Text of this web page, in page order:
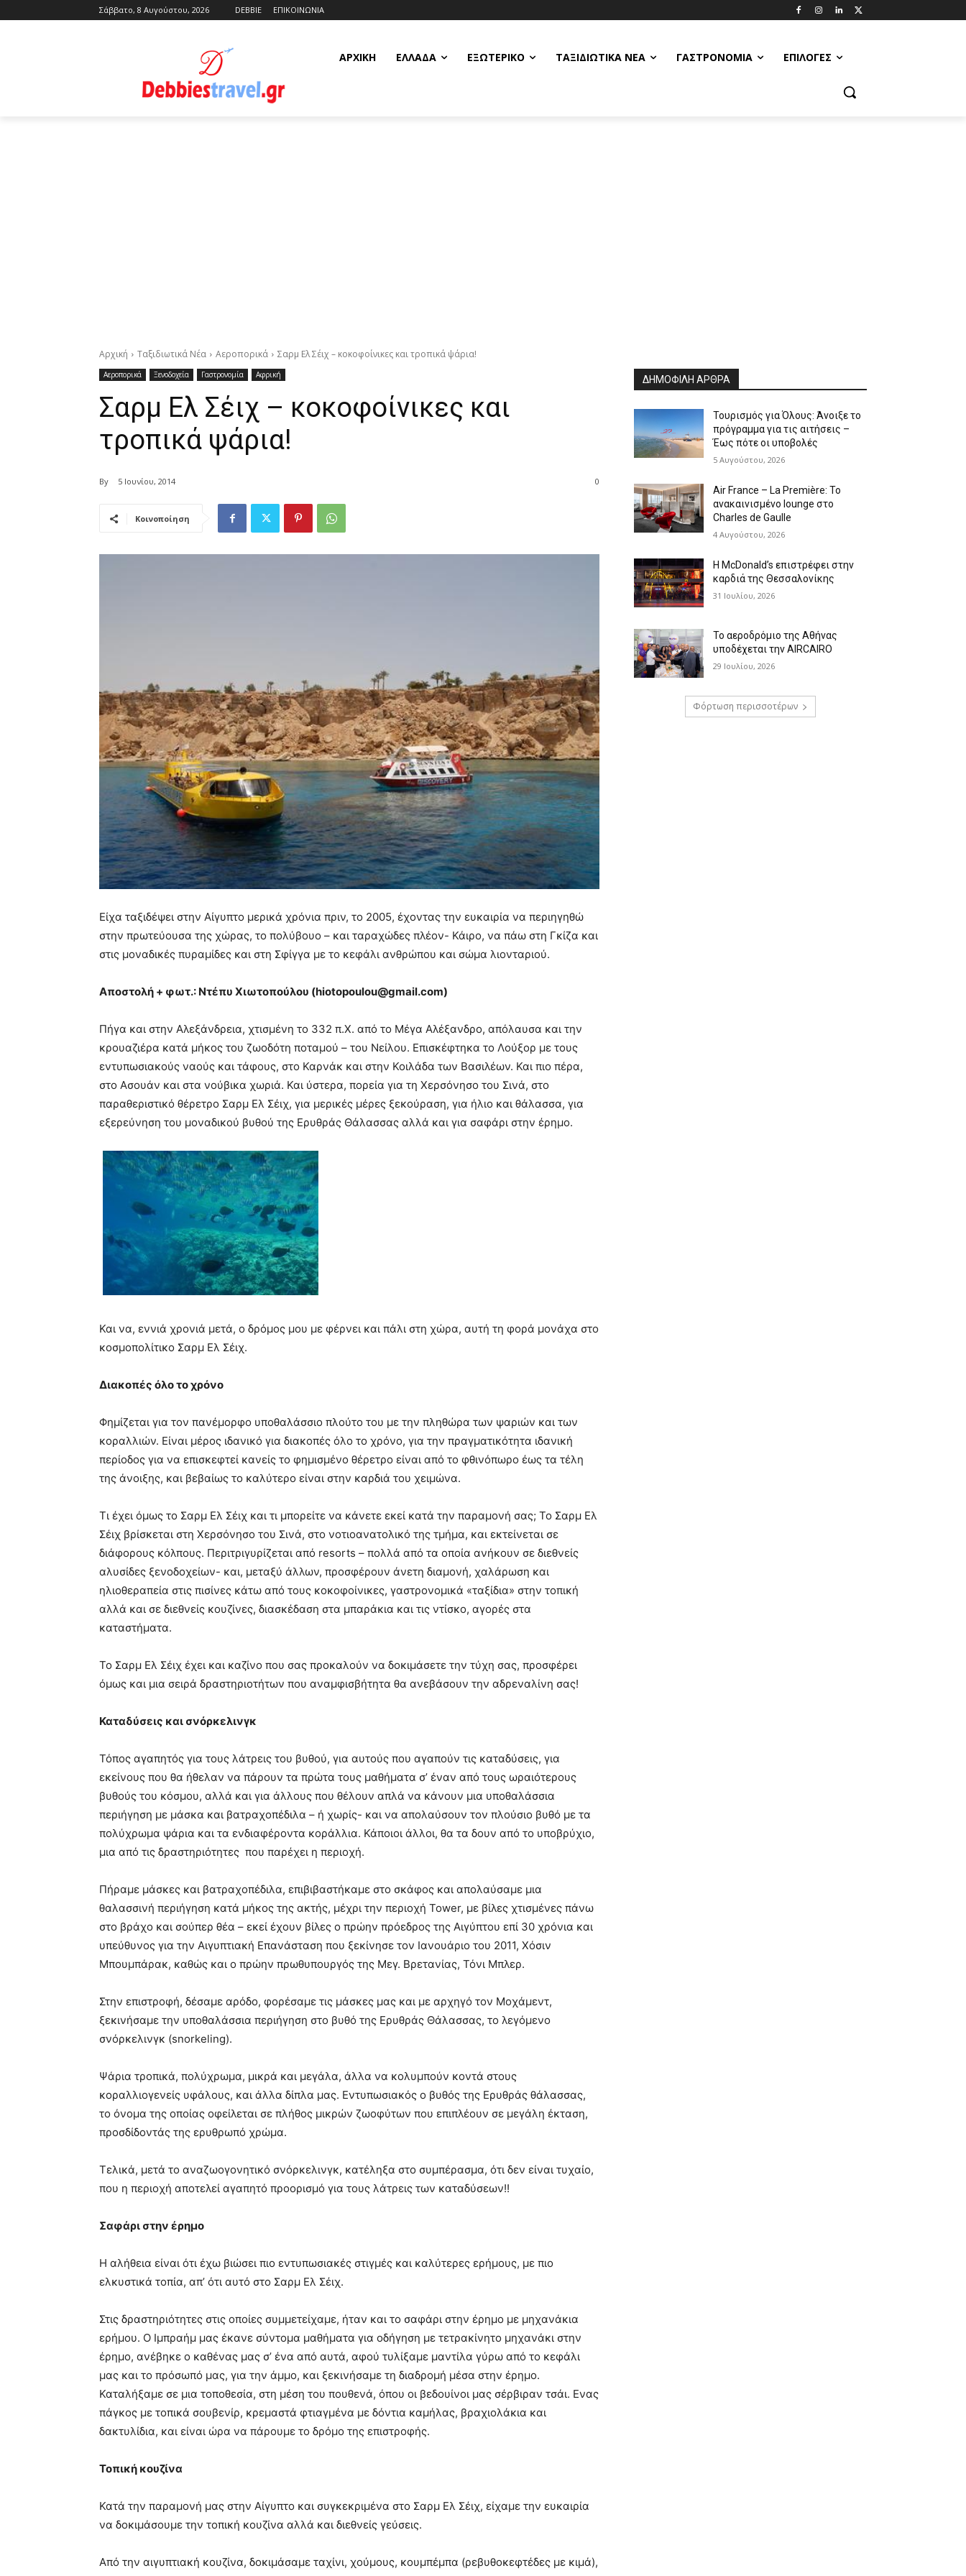
Σάββατο, 8 Αυγούστου, 2026 DEBBIE ΕΠΙΚΟΙΝΩΝΙΑ
ΑΡΧΙΚΗ ΕΛΛΆΔΑ ΕΞΩΤΕΡΙΚΌ ΤΑΞΙΔΙΩΤΙΚΆ ΝΈΑ ΓΑΣΤΡΟΝΟΜΊΑ ΕΠΙΛΟΓΈΣ
Αρχική Ταξιδιωτικά Νέα Αεροπορικά Σαρμ Ελ Σέιχ – κοκοφοίνικες και τροπικά ψάρια!
Αεροπορικά Ξενοδοχεία Γαστρονομία Αφρική
Σαρμ Ελ Σέιχ – κοκοφοίνικες και
τροπικά ψάρια!
By 5 Ιουνίου, 2014 0
Κοινοποίηση
Είχα ταξιδέψει στην Αίγυπτο μερικά χρόνια πριν, το 2005, έχοντας την ευκαιρία να περιηγηθώ
στην πρωτεύουσα της χώρας, το πολύβουο – και ταραχώδες πλέον- Κάιρο, να πάω στη Γκίζα και
στις μοναδικές πυραμίδες και στη Σφίγγα με το κεφάλι ανθρώπου και σώμα λιονταριού.
Αποστολή + φωτ.: Ντέπυ Χιωτοπούλου (hiotopoulou@gmail.com)
Πήγα και στην Αλεξάνδρεια, χτισμένη το 332 π.Χ. από το Μέγα Αλέξανδρο, απόλαυσα και την
κρουαζιέρα κατά μήκος του ζωοδότη ποταμού – του Νείλου. Επισκέφτηκα το Λούξορ με τους
εντυπωσιακούς ναούς και τάφους, στο Καρνάκ και στην Κοιλάδα των Βασιλέων. Και πιο πέρα,
στο Ασουάν και στα νούβικα χωριά. Και ύστερα, πορεία για τη Χερσόνησο του Σινά, στο
παραθεριστικό θέρετρο Σαρμ Ελ Σέιχ, για μερικές μέρες ξεκούραση, για ήλιο και θάλασσα, για
εξερεύνηση του μοναδικού βυθού της Ερυθράς Θάλασσας αλλά και για σαφάρι στην έρημο.
Και να, εννιά χρονιά μετά, ο δρόμος μου με φέρνει και πάλι στη χώρα, αυτή τη φορά μονάχα στο
κοσμοπολίτικο Σαρμ Ελ Σέιχ.
Διακοπές όλο το χρόνο
Φημίζεται για τον πανέμορφο υποθαλάσσιο πλούτο του με την πληθώρα των ψαριών και των
κοραλλιών. Είναι μέρος ιδανικό για διακοπές όλο το χρόνο, για την πραγματικότητα ιδανική
περίοδος για να επισκεφτεί κανείς το φημισμένο θέρετρο είναι από το φθινόπωρο έως τα τέλη
της άνοιξης, και βεβαίως το καλύτερο είναι στην καρδιά του χειμώνα.
Τι έχει όμως το Σαρμ Ελ Σέιχ και τι μπορείτε να κάνετε εκεί κατά την παραμονή σας; Το Σαρμ Ελ
Σέιχ βρίσκεται στη Χερσόνησο του Σινά, στο νοτιοανατολικό της τμήμα, και εκτείνεται σε
διάφορους κόλπους. Περιτριγυρίζεται από resorts – πολλά από τα οποία ανήκουν σε διεθνείς
αλυσίδες ξενοδοχείων- και, μεταξύ άλλων, προσφέρουν άνετη διαμονή, χαλάρωση και
ηλιοθεραπεία στις πισίνες κάτω από τους κοκοφοίνικες, γαστρονομικά «ταξίδια» στην τοπική
αλλά και σε διεθνείς κουζίνες, διασκέδαση στα μπαράκια και τις ντίσκο, αγορές στα
καταστήματα.
Το Σαρμ Ελ Σέιχ έχει και καζίνο που σας προκαλούν να δοκιμάσετε την τύχη σας, προσφέρει
όμως και μια σειρά δραστηριοτήτων που αναμφισβήτητα θα ανεβάσουν την αδρεναλίνη σας!
Καταδύσεις και σνόρκελινγκ
Τόπος αγαπητός για τους λάτρεις του βυθού, για αυτούς που αγαπούν τις καταδύσεις, για
εκείνους που θα ήθελαν να πάρουν τα πρώτα τους μαθήματα σ’ έναν από τους ωραιότερους
βυθούς του κόσμου, αλλά και για άλλους που θέλουν απλά να κάνουν μια υποθαλάσσια
περιήγηση με μάσκα και βατραχοπέδιλα – ή χωρίς- και να απολαύσουν τον πλούσιο βυθό με τα
πολύχρωμα ψάρια και τα ενδιαφέροντα κοράλλια. Κάποιοι άλλοι, θα τα δουν από το υποβρύχιο,
μια από τις δραστηριότητες που παρέχει η περιοχή.
Πήραμε μάσκες και βατραχοπέδιλα, επιβιβαστήκαμε στο σκάφος και απολαύσαμε μια
θαλασσινή περιήγηση κατά μήκος της ακτής, μέχρι την περιοχή Tower, με βίλες χτισμένες πάνω
στο βράχο και σούπερ θέα – εκεί έχουν βίλες ο πρώην πρόεδρος της Αιγύπτου επί 30 χρόνια και
υπεύθυνος για την Αιγυπτιακή Επανάσταση που ξεκίνησε τον Ιανουάριο του 2011, Χόσιν
Μπουμπάρακ, καθώς και ο πρώην πρωθυπουργός της Μεγ. Βρετανίας, Τόνι Μπλερ.
Στην επιστροφή, δέσαμε αρόδο, φορέσαμε τις μάσκες μας και με αρχηγό τον Μοχάμεντ,
ξεκινήσαμε την υποθαλάσσια περιήγηση στο βυθό της Ερυθράς Θάλασσας, το λεγόμενο
σνόρκελινγκ (snorkeling).
Ψάρια τροπικά, πολύχρωμα, μικρά και μεγάλα, άλλα να κολυμπούν κοντά στους
κοραλλιογενείς υφάλους, και άλλα δίπλα μας. Εντυπωσιακός ο βυθός της Ερυθράς θάλασσας,
το όνομα της οποίας οφείλεται σε πλήθος μικρών ζωοφύτων που επιπλέουν σε μεγάλη έκταση,
προσδίδοντάς της ερυθρωπό χρώμα.
Τελικά, μετά το αναζωογονητικό σνόρκελινγκ, κατέληξα στο συμπέρασμα, ότι δεν είναι τυχαίο,
που η περιοχή αποτελεί αγαπητό προορισμό για τους λάτρεις των καταδύσεων!!
Σαφάρι στην έρημο
Η αλήθεια είναι ότι έχω βιώσει πιο εντυπωσιακές στιγμές και καλύτερες ερήμους, με πιο
ελκυστικά τοπία, απ’ ότι αυτό στο Σαρμ Ελ Σέιχ.
Στις δραστηριότητες στις οποίες συμμετείχαμε, ήταν και το σαφάρι στην έρημο με μηχανάκια
ερήμου. Ο Ιμπραήμ μας έκανε σύντομα μαθήματα για οδήγηση με τετρακίνητο μηχανάκι στην
έρημο, ανέβηκε ο καθένας μας σ’ ένα από αυτά, αφού τυλίξαμε μαντίλα γύρω από το κεφάλι
μας και το πρόσωπό μας, για την άμμο, και ξεκινήσαμε τη διαδρομή μέσα στην έρημο.
Καταλήξαμε σε μια τοποθεσία, στη μέση του πουθενά, όπου οι βεδουίνοι μας σέρβιραν τσάι. Ενας
πάγκος με τοπικά σουβενίρ, κρεμαστά φτιαγμένα με δόντια καμήλας, βραχιολάκια και
δακτυλίδια, και είναι ώρα να πάρουμε το δρόμο της επιστροφής.
Τοπική κουζίνα
Κατά την παραμονή μας στην Αίγυπτο και συγκεκριμένα στο Σαρμ Ελ Σέιχ, είχαμε την ευκαιρία
να δοκιμάσουμε την τοπική κουζίνα αλλά και διεθνείς γεύσεις.
Από την αιγυπτιακή κουζίνα, δοκιμάσαμε ταχίνι, χούμους, κουμπέμπα (ρεβυθοκεφτέδες με κιμά),
ΔΗΜΟΦΙΛΗ ΑΡΘΡΑ
Τουρισμός για Όλους: Άνοιξε το
πρόγραμμα για τις αιτήσεις –
Έως πότε οι υποβολές
5 Αυγούστου, 2026
Air France – La Première: Το
ανακαινισμένο lounge στο
Charles de Gaulle
4 Αυγούστου, 2026
Η McDonald’s επιστρέφει στην
καρδιά της Θεσσαλονίκης
31 Ιουλίου, 2026
Το αεροδρόμιο της Αθήνας
υποδέχεται την AIRCAIRO
29 Ιουλίου, 2026
Φόρτωση περισσοτέρων